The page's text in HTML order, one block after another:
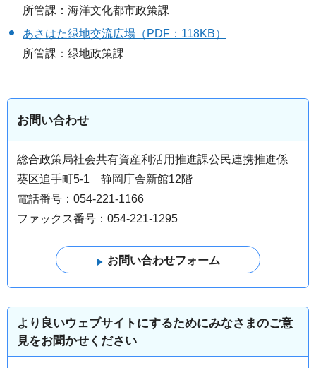
所管課：海洋文化都市政策課
あさはた緑地交流広場（PDF：118KB）
所管課：緑地政策課
お問い合わせ
総合政策局社会共有資産利活用推進課公民連携推進係
葵区追手町5-1 静岡庁舎新館12階
電話番号：054-221-1166
ファックス番号：054-221-1295
より良いウェブサイトにするためにみなさまのご意
見をお聞かせください